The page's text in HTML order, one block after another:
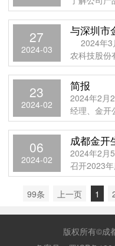
司的未来发
院党
27
2024-03
2024年3
农科技股份
开展进行合
23
2024-02
简报
2024年2月
经理、金开
开公司党支
高美生物
06
2024-02
2024年2月
召开2023
经理陈刚主
99条
上一页 1
版权所有©成